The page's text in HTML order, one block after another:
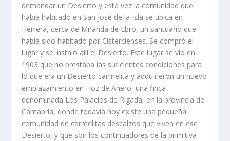
demandar un Desierto y esta vez la comunidad que
habí­a habitado en San José de la Isla se ubica en
Herrera, cerca de Miranda de Ebro, un santuario que
habí­a sido habitado por Cistercienses. Se compró el
lugar y se instaló allí­ el Desierto. Este lugar se vio en
1903 que no prestaba las suficientes condiciones para
lo que era un Desierto carmelita y adquirieron un nuevo
emplazamiento en Hoz de Anero, una finca
denominada Los Palacios de Rigada, en la provincia de
Cantabria, donde todaví­a hoy existe una peque­ña
comunidad de carmelitas descalzos que viven en ese
Desierto, y que son los continuadores de la primitiva